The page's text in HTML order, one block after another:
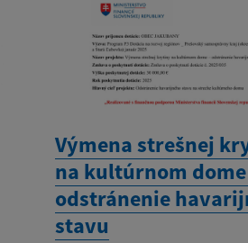
Výmena strešnej
na kultúrnom
odstránenie
stavu